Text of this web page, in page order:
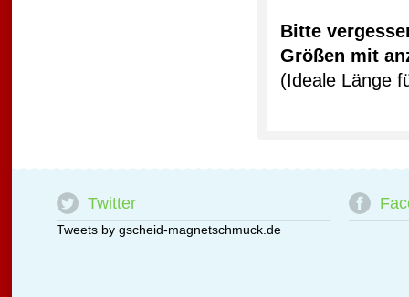
Bitte
Größen mit
(Ideale Länge
Twitter
Tweets by gscheid-magnetschmuck.de